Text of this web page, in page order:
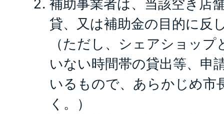
補助事業者は、当該空き店
貸、又は補助金の目的に反
（ただし、シェアショッ
いない時間帯の貸出等、申
いるもので、あらかじめ市
く。）